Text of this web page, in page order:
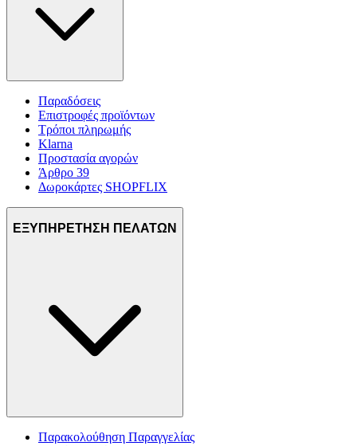
Παραδόσεις
Επιστροφές προϊόντων
Τρόποι πληρωμής
Klarna
Προστασία αγορών
Άρθρο 39
Δωροκάρτες SHOPFLIX
ΕΞΥΠΗΡΕΤΗΣΗ ΠΕΛΑΤΩΝ
Παρακολούθηση Παραγγελίας